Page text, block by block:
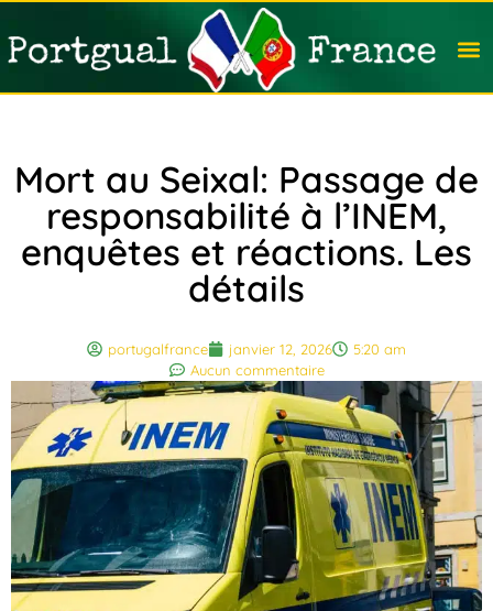
Mort au Seixal: Passage de
responsabilité à l’INEM,
enquêtes et réactions. Les
détails
portugalfrance janvier 12, 2026
5:20 am
Aucun commentaire